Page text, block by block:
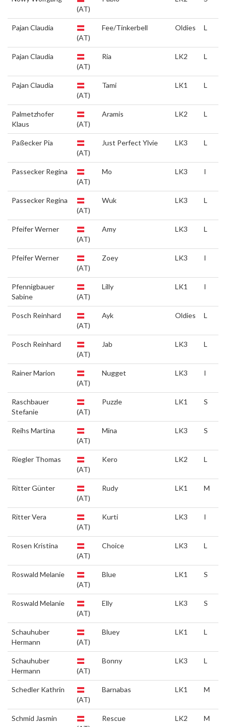
(AT)
Pajan Claudia
(AT)
Fee/Tinkerbell Oldies L
Pajan Claudia
(AT)
Ria LK2 L
Pajan Claudia
(AT)
Tami LK1 L
Palmetzhofer
Klaus
(AT)
Aramis LK2 L
Paßecker Pia
(AT)
Just Perfect Ylvie LK3 L
Passecker Regina
(AT)
Mo LK3 I
Passecker Regina
(AT)
Wuk LK3 L
Pfeifer Werner
(AT)
Amy LK3 L
Pfeifer Werner
(AT)
Zoey LK3 I
Pfennigbauer
Sabine
(AT)
Lilly LK1 I
Posch Reinhard
(AT)
Ayk Oldies L
Posch Reinhard
(AT)
Jab LK3 L
Rainer Marion
(AT)
Nugget LK3 I
Raschbauer
Stefanie
(AT)
Puzzle LK1 S
Reihs Martina
(AT)
Mina LK3 S
Riegler Thomas
(AT)
Kero LK2 L
Ritter Günter
(AT)
Rudy LK1 M
Ritter Vera
(AT)
Kurti LK3 I
Rosen Kristina
(AT)
Choice LK3 L
Roswald Melanie
(AT)
Blue LK1 S
Roswald Melanie
(AT)
Elly LK3 S
Schauhuber
Hermann
(AT)
Bluey LK1 L
Schauhuber
Hermann
(AT)
Bonny LK3 L
Schedler Kathrin
(AT)
Barnabas LK1 M
Schmid Jasmin
Rescue LK2 M